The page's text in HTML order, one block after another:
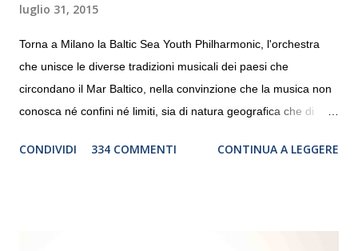
luglio 31, 2015
Torna a Milano la Baltic Sea Youth Philharmonic, l'orchestra
che unisce le diverse tradizioni musicali dei paesi che
circondano il Mar Baltico, nella convinzione che la musica non
conosca né confini né limiti, sia di natura geografica che di
debutterà il 10 settembre a Heiden, in Germania, e toccherà, in
CONDIVIDI 334 COMMENTI CONTINUA A LEGGERE